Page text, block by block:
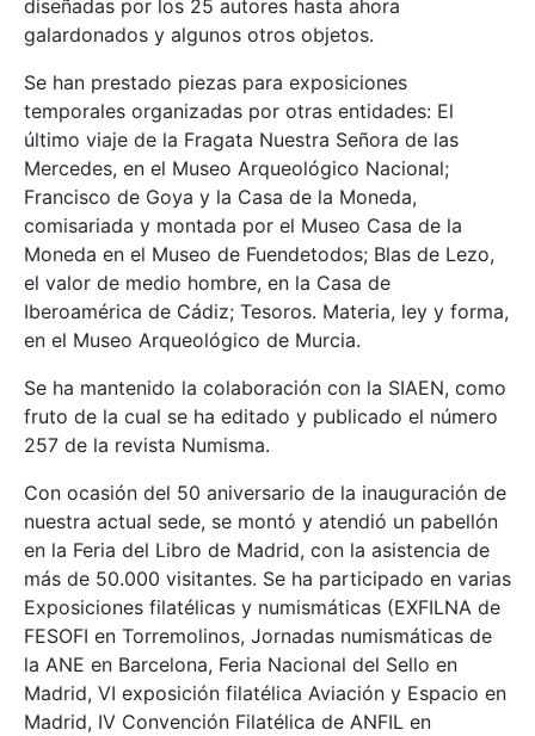
diseñadas por los 25 autores hasta ahora
galardonados y algunos otros objetos.
Se han prestado piezas para exposiciones
temporales organizadas por otras entidades: El
último viaje de la Fragata Nuestra Señora de las
Mercedes, en el Museo Arqueológico Nacional;
Francisco de Goya y la Casa de la Moneda,
comisariada y montada por el Museo Casa de la
Moneda en el Museo de Fuendetodos; Blas de Lezo,
el valor de medio hombre, en la Casa de
Iberoamérica de Cádiz; Tesoros. Materia, ley y forma,
en el Museo Arqueológico de Murcia.
Se ha mantenido la colaboración con la SIAEN, como
fruto de la cual se ha editado y publicado el número
257 de la revista Numisma.
Con ocasión del 50 aniversario de la inauguración de
nuestra actual sede, se montó y atendió un pabellón
en la Feria del Libro de Madrid, con la asistencia de
más de 50.000 visitantes. Se ha participado en varias
Exposiciones filatélicas y numismáticas (EXFILNA de
FESOFI en Torremolinos, Jornadas numismáticas de
la ANE en Barcelona, Feria Nacional del Sello en
Madrid, VI exposición filatélica Aviación y Espacio en
Madrid, IV Convención Filatélica de ANFIL en